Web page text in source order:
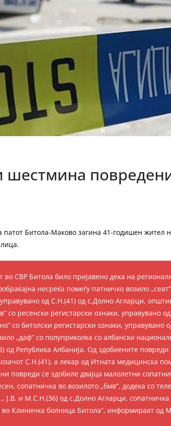
шестмина
патот Битола-Маково загина 41-годишен жител
во СВР Битола било пријавено дека на
несреќа помеѓу патничко возило
од С.Н.(41) од с.Долно Агларци,
со ресенски регистарски ознаки, управувано
со битолски регистарски ознаки, управувано
„даф” со полуприколка со албански
од Република Албанија. Од здобиените повреди
С.Н.(41), а лекар од Итната медицинска
повреди се здобиле двајца малолетни
сопатничка во возилото „бмв“, додека со
Ј.В. и М.С.Н.(36) од с.Долно Агларци, сопатничка
во Клиничка болница Битола“, информираат од